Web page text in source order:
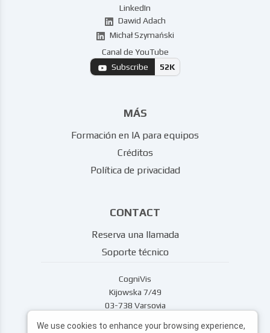
LinkedIn
Dawid Adach
Michał Szymański
Canal de YouTube
Subscribe
52K
MÁS
Formación en IA para equipos
Créditos
Política de privacidad
CONTACT
Reserva una llamada
Soporte técnico
CogniVis
Kijowska 7/49
03-738 Varsovia
We use cookies to enhance your browsing experience,